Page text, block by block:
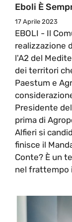
Eboli È
17 Aprile 2023
EBOLI - Il
realizzazione
l'A2 del
dei territori
Paestum e
Presidente
prima di
Alfieri si
finisce il
Conte? È un
nel frattempo